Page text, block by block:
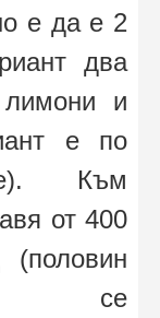
е да е 2
два
и
е по
Към
от 400
се